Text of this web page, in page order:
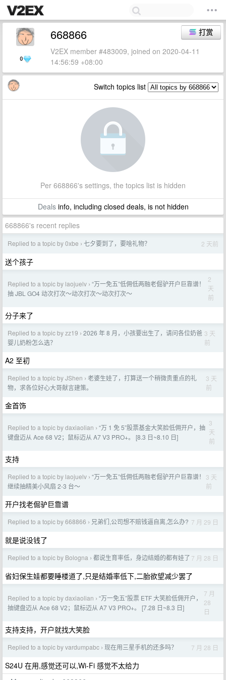
0
打赏
668866
V2EX member #483009, joined on 2020-04-11
14:56:59 +08:00
Switch topics list
Per 668866's settings, the topics list is hidden
Dealsinfo, including closed deals, is not hidden
668866's recent replies
Replied to a topic by 0xbe › 七夕要到了，要啥礼物？ 2 天前
送个孩子
Replied to a topic by laojuelv › “万一免五”低佣低两融老倔驴开户巨靠谱！
抽 JBL GO4 动次打次～动次打次～动次打次～
2
天
前
分子来了
Replied to a topic by zz19 › 2026 年 8 月，小孩要出生了，请问各位奶爸
婴儿奶粉怎么选？
3 天
前
A2 至初
Replied to a topic by JShen › 老婆生娃了，打算送一个稍微贵重点的礼
物，求各位好心大哥献言建策。
3 天
前
金首饰
Replied to a topic by daxiaolian › “万 1 免 5”股票基金大笑脸低佣开户，抽
键盘迈从 Ace 68 V2；鼠标迈从 A7 V3 PRO+。 [8.3 日~8.10 日]
3
天
前
支持
Replied to a topic by laojuelv › “万一免五”低佣低两融老倔驴开户巨靠谱！
继续抽精美小风扇 2-3 台～
3 天
前
开户找老倔驴巨靠谱
Replied to a topic by 668866 › 兄弟们,公司想不赔钱逼自离,怎么办? 7 月 29 日
就是说没钱了
Replied to a topic by Bologna › 都说生育率低，身边结婚的都有娃了 7 月 28 日
省妇保生娃都要睡楼道了,只是结婚率低下,二胎欲望减少罢了
Replied to a topic by daxiaolian › “万一免五”股票 ETF 大笑脸低佣开户，
抽键盘迈从 Ace 68 V2；鼠标迈从 A7 V3 PRO+。 [7.28 日~8.3 日]
7 月
28
日
支持支持，开户就找大笑脸
Replied to a topic by vardumpabc › 现在用三星手机的还多吗？ 7 月 28 日
S24U 在用,感觉还可以,Wi-Fi 感觉不太给力